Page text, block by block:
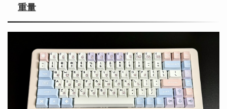
重量